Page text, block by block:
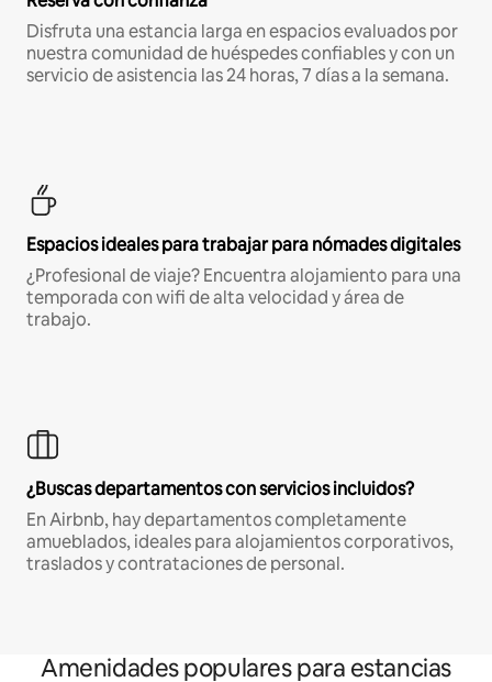
Disfruta una estancia larga en espacios evaluados por
nuestra comunidad de huéspedes confiables y con un
servicio de asistencia las 24 horas, 7 días a la semana.
Espacios ideales para trabajar para nómades digitales
¿Profesional de viaje? Encuentra alojamiento para una
temporada con wifi de alta velocidad y área de
trabajo.
¿Buscas departamentos con servicios incluidos?
En Airbnb, hay departamentos completamente
amueblados, ideales para alojamientos corporativos,
traslados y contrataciones de personal.
Amenidades populares para estancias